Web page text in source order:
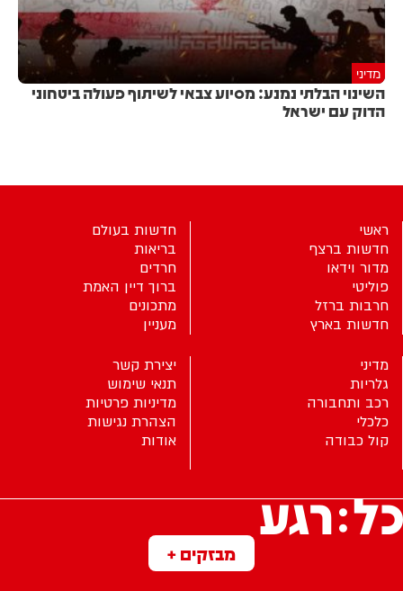
מדיני
השינוי הבלתי נמנע: מסיוע צבאי לשיתוף פעולה ביטחוני
הדוק עם ישראל
מבזקים +
ראשי
חדשות ברצף
מדור וידאו
פוליטי
חרבות ברזל
חדשות בארץ
חדשות בעולם
בריאות
חרדים
ברוך דיין האמת
מתכונים
מעניין
מדיני
גלריות
רכב ותחבורה
כלכלי
קול כבודה
יצירת קשר
תנאי שימוש
מדיניות פרטיות
הצהרת נגישות
אודות